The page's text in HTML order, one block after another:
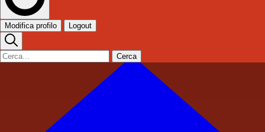
Modifica profilo Logout
Cerca